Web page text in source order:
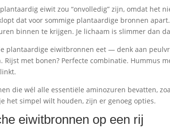
eiwit zou “onvolledig” zijn, omdat het
dat voor sommige plantaardige bronnen
binnen te krijgen. Je lichaam is slimmer dan
plantaardige eiwitbronnen eet — denk aan
met bonen? Perfecte combinatie. Hummus
die wél alle essentiële aminozuren bevatten,
het simpel wilt houden, zijn er genoeg opties.
eiwitbronnen op een rij